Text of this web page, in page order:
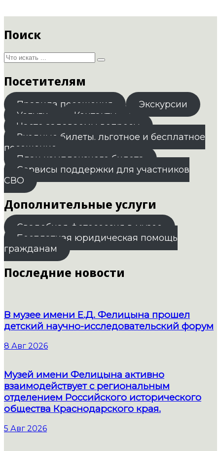
Поиск
Посетителям
Правила посещения
Экскурсии
Услуги
Контакты
Часто задаваемы вопросы
Входные билеты. льготное и бесплатное
посещение
План комплексного билета
Сервисы поддержки для участников
СВО
Дополнительные услуги
Свадебная фотосессия в музее
Бесплатная юридическая помощь
гражданам
Последние новости
В музее имени Е.Д. Фелицына прошел
детский научно-исследовательский форум
8 Авг 2026
Музей имени Фелицына активно
взаимодействует с региональным
отделением Российского исторического
общества Краснодарского края.
5 Авг 2026